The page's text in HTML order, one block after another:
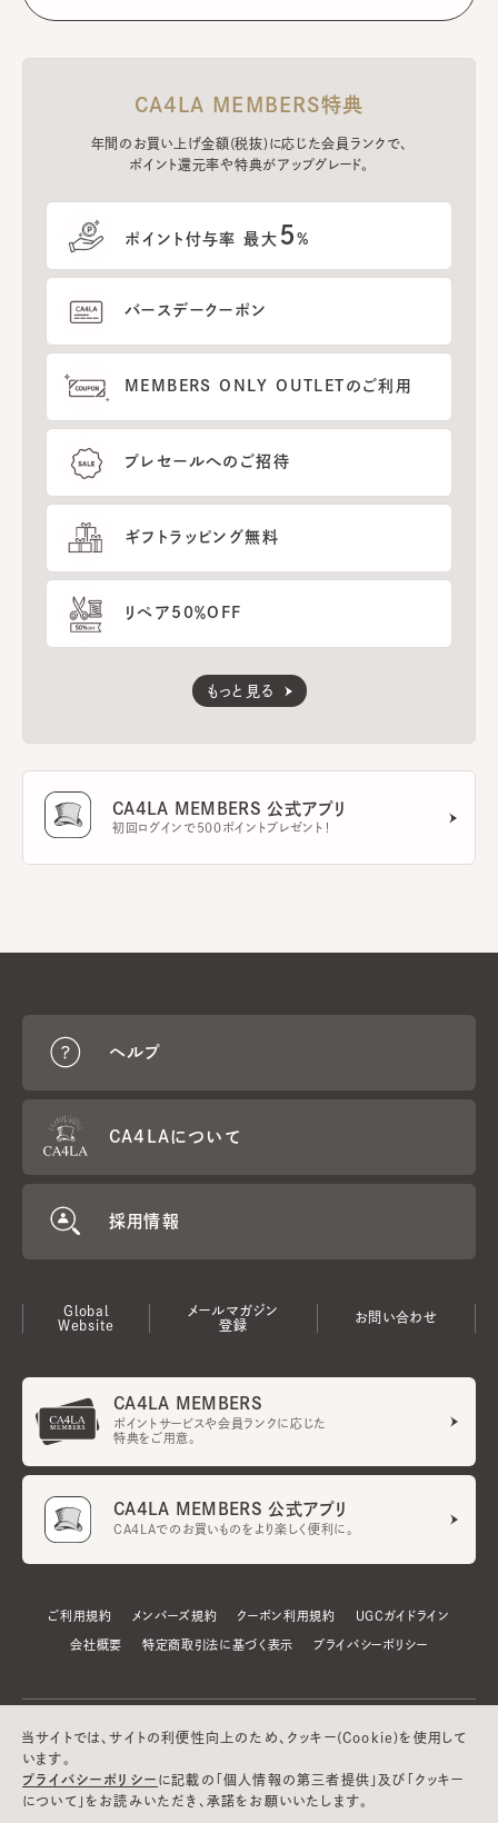
CA4LA MEMBERS特典
年間のお買い上げ金額(税抜)に応じた会員ランクで、
ポイント還元率や特典がアップグレード。
ポイント付与率 最大 5%
バースデークーポン
MEMBERS ONLY OUTLETのご利用
プレセールへのご招待
ギフトラッピング無料
リペア50％OFF
もっと見る
CA4LA MEMBERS 公式アプリ
初回ログインで500ポイントプレゼント！
ヘルプ
CA4LAについて
採用情報
Global
Website
メールマガジン
登録
お問い合わせ
CA4LA MEMBERS
ポイントサービスや会員ランクに応じた
特典をご用意。
CA4LA MEMBERS 公式アプリ
CA4LAでのお買いものをより楽しく便利に。
ご利用規約 メンバーズ規約 クーポン利用規約 UGCガイドライン
会社概要 特定商取引法に基づく表示 プライバシーポリシー
当サイトでは、サイトの利便性向上のため、クッキー(Cookie)を使用して
います。
プライバシーポリシー に記載の「個人情報の第三者提供」及び「クッキー
について」をお読みいただき、承諾をお願いいたします。